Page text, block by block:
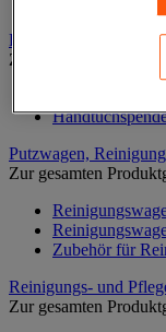
Papiertücher und
Zur gesamten
Putzwagen,
Zur gesamten
Zubehör für
Reinigungs- und
Zur gesamten